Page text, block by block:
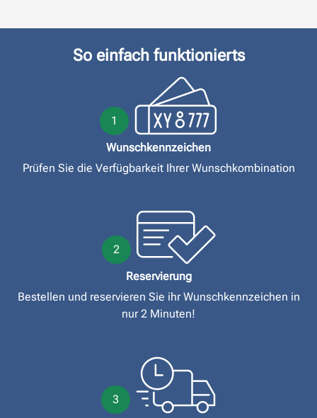
So einfach funktionierts
1
Wunschkennzeichen
Prüfen Sie die Verfügbarkeit Ihrer Wunschkombination
2
Reservierung
Bestellen und reservieren Sie ihr Wunschkennzeichen in
nur 2 Minuten!
3